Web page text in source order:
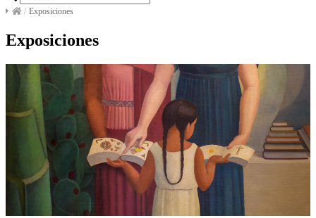
/ Exposiciones
Exposiciones